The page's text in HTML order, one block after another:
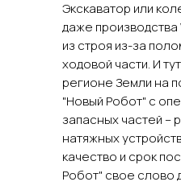
Экскаватор или
даже производства
из строя из-за
ходовой части. И
регионе Земли на
"Новый Робот" с
запасных частей –
натяжных
качество и срок
Робот" свое слово